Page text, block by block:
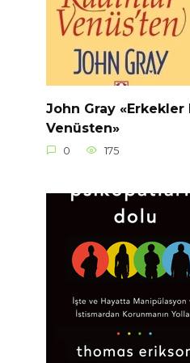
John Gray «Erkekler
Venüsten»
0 175